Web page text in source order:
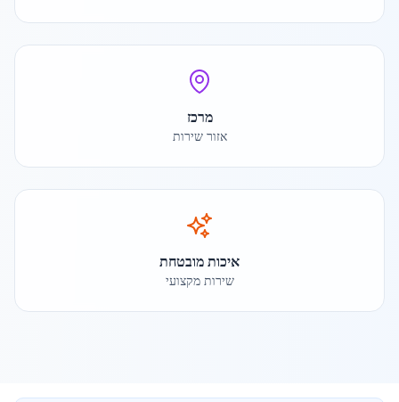
מרכז
אזור שירות
איכות מובטחת
שירות מקצועי